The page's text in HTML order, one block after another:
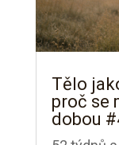
Tělo
proč se
dobou